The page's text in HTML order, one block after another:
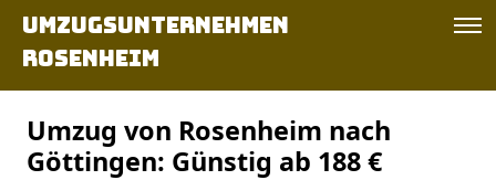
Umzugsunternehmen
Rosenheim
Umzug von Rosenheim nach
Göttingen: Günstig ab 188 €